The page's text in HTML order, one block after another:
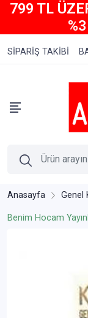
799 TL
SİPARİŞ TAKİBİ
Anasayfa Genel
Benim Hocam